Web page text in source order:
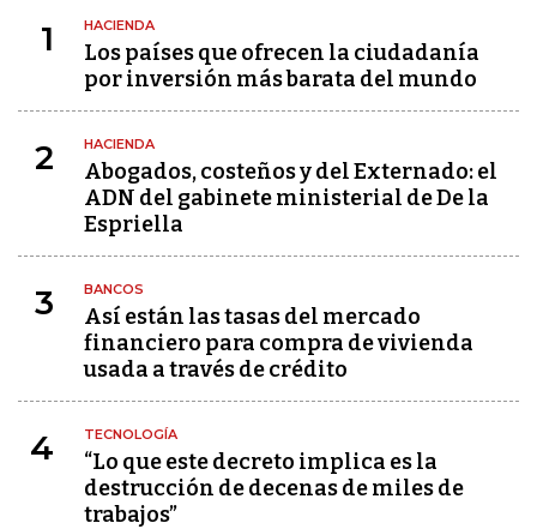
1 HACIENDA
Los países que ofrecen la ciudadanía
por inversión más barata del mundo
2 HACIENDA
Abogados, costeños y del Externado: el
ADN del gabinete ministerial de De la
Espriella
3 BANCOS
Así están las tasas del mercado
financiero para compra de vivienda
usada a través de crédito
4 TECNOLOGÍA
“Lo que este decreto implica es la
destrucción de decenas de miles de
trabajos”